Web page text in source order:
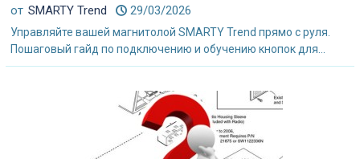
от SMARTY Trend 29/03/2026
Управляйте вашей магнитолой SMARTY Trend прямо с руля.
Пошаговый гайд по подключению и обучению кнопок для...